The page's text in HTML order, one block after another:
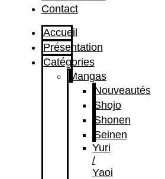
Contact
Accueil
Présentation
Catégories
Mangas
Nouveautés
Shojo
Shonen
Seinen
Yuri
/
Yaoi